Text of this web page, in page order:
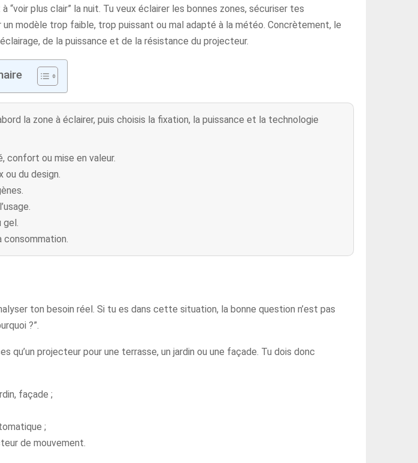
plus clair” la nuit. Tu veux éclairer les bonnes zones, sécuriser tes
modèle trop faible, trop puissant ou mal adapté à la météo. Concrètement, le
de la puissance et de la résistance du projecteur.
la zone à éclairer, puis choisis la fixation, la puissance et la technologie
confort ou mise en valeur.
ou du design.
gel.
ton besoin réel. Si tu es dans cette situation, la bonne question n’est pas
?”.
qu’un projecteur pour une terrasse, un jardin ou une façade. Tu dois donc
façade ;
;
de mouvement.